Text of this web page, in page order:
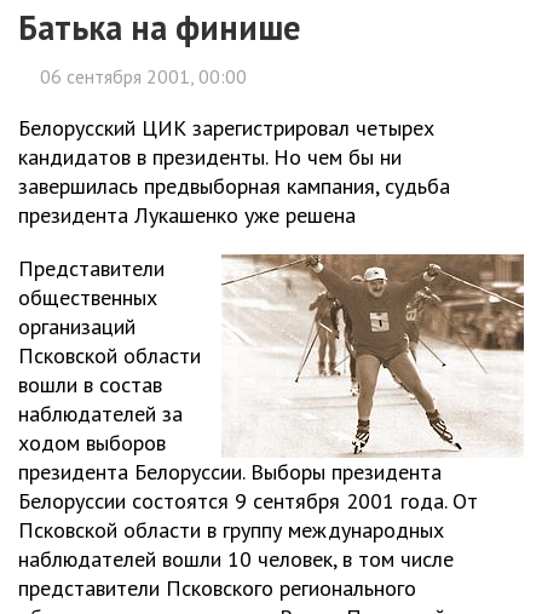
Батька на финише
06 сентября 2001, 00:00
Белорусский ЦИК зарегистрировал четырех
кандидатов в президенты. Но чем бы ни
завершилась предвыборная кампания, судьба
президента Лукашенко уже решена
Представители
общественных
организаций
Псковской области
вошли в состав
наблюдателей за
ходом выборов
президента Белоруссии. Выборы президента
Белоруссии состоятся 9 сентября 2001 года. От
Псковской области в группу международных
наблюдателей вошли 10 человек, в том числе
представители Псковского регионального